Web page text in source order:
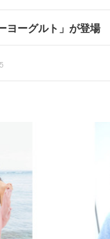
ヨーグルト」が登場